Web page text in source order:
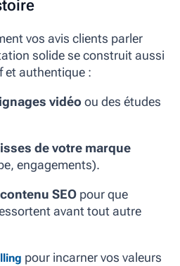
vos avis clients parler
solide se construit aussi
et authentique :
vidéo ou des études
de votre marque
engagements).
SEO pour que
avant tout autre
pour incarner vos valeurs